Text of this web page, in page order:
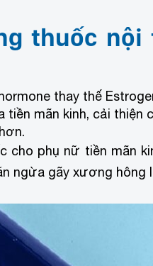
thuốc
thay thế
tiền mãn kinh, cải
cho phụ nữ tiền mãn
ngừa gãy xương hông